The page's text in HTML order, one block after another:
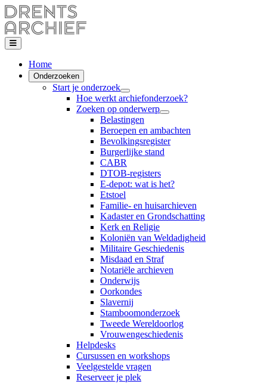
Home
Onderzoeken
Start je onderzoek
Hoe werkt archiefonderzoek?
Zoeken op onderwerp
Belastingen
Beroepen en ambachten
Bevolkingsregister
Burgerlijke stand
CABR
DTOB-registers
E-depot: wat is het?
Etstoel
Familie- en huisarchieven
Kadaster en Grondschatting
Kerk en Religie
Koloniën van Weldadigheid
Militaire Geschiedenis
Misdaad en Straf
Notariële archieven
Onderwijs
Oorkondes
Slavernij
Stamboomonderzoek
Tweede Wereldoorlog
Vrouwengeschiedenis
Helpdesks
Cursussen en workshops
Veelgestelde vragen
Reserveer je plek